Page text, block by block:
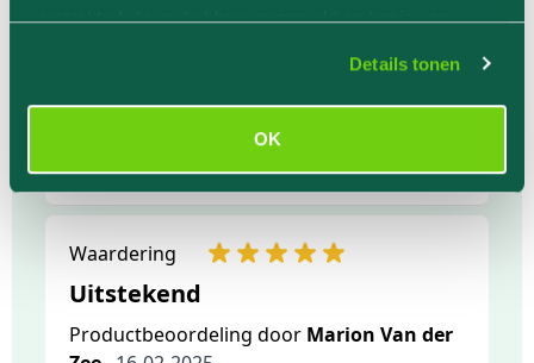
verstrekt of die ze hebben verzameld op basis van uw
Details tonen
OK
Waardering
Productbeoordeling doorBeppie
04-10-2025
Voldoet aan wat t belooft
Waardering
Uitstekend
Productbeoordeling door Marion Van der